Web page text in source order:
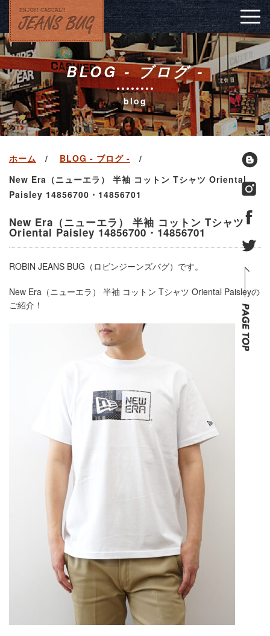
BLOG - ブログ -
blog
ホーム
BLOG - ブログ -
New Era（ニューエラ） 半袖 コットン Tシャツ Oriental
Paisley 14856700・14856701
New Era（ニューエラ） 半袖 コットン Tシャツ
Oriental Paisley 14856700・14856701
ROBIN JEANS BUG（ロビンジーンズバグ）です。
New Era（ニューエラ） 半袖 コットン Tシャツ Oriental Paisleyの
ご紹介！